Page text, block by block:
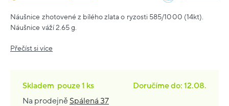
Náušnice zhotovené z bílého zlata o ryzosti 585/1000 (14kt).
Náušnice váží 2.65 g.
Přečíst si více
Skladem pouze1 ks
Doručíme do: 12.08.
Na prodejně Spálená 37